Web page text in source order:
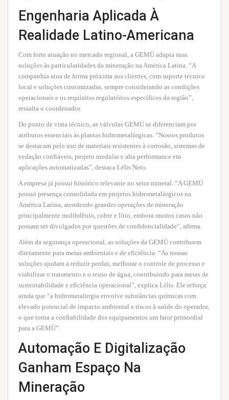
Engenharia Aplicada À
Realidade Latino-Americana
Com forte atuação no mercado regional, a GEMÜ adapta suas
soluções às particularidades da mineração na América Latina. “A
companhia atua de forma próxima aos clientes, com suporte técnico
local e soluções customizadas, sempre considerando as condições
operacionais e os requisitos regulatórios específicos da região”,
ressalta o coordenador.
Do ponto de vista técnico, as válvulas GEMÜ se diferenciam por
atributos essenciais às plantas hidrometalúrgicas. “Nossos produtos
se destacam pelo uso de materiais resistentes à corrosão, sistemas de
vedação confiáveis, projeto modular e alta performance em
aplicações automatizadas”, destaca Lélis Neto.
A empresa já possui histórico relevante no setor mineral. “A GEMÜ
possui presença consolidada em projetos hidrometalúrgicos na
América Latina, atendendo grandes operações de mineração
principalmente molibdênio, cobre e lítio, embora muitos casos não
possam ser divulgados por questões de confidencialidade”, afirma.
Além da segurança operacional, as soluções da GEMÜ contribuem
diretamente para metas ambientais e de eficiência. “As nossas
soluções ajudam a reduzir perdas, melhorar o controle de processo e
viabilizar o tratamento e o reuso de água, contribuindo para metas de
sustentabilidade e eficiência operacional”, explica Lélis. Ele reforça
ainda que “a hidrometalurgia envolve substâncias químicas com
elevado potencial de impacto ambiental e riscos à saúde do operador,
o que torna a confiabilidade dos equipamentos um fator primordial
para a GEMÜ”.
Automação E Digitalização
Ganham Espaço Na
Mineração